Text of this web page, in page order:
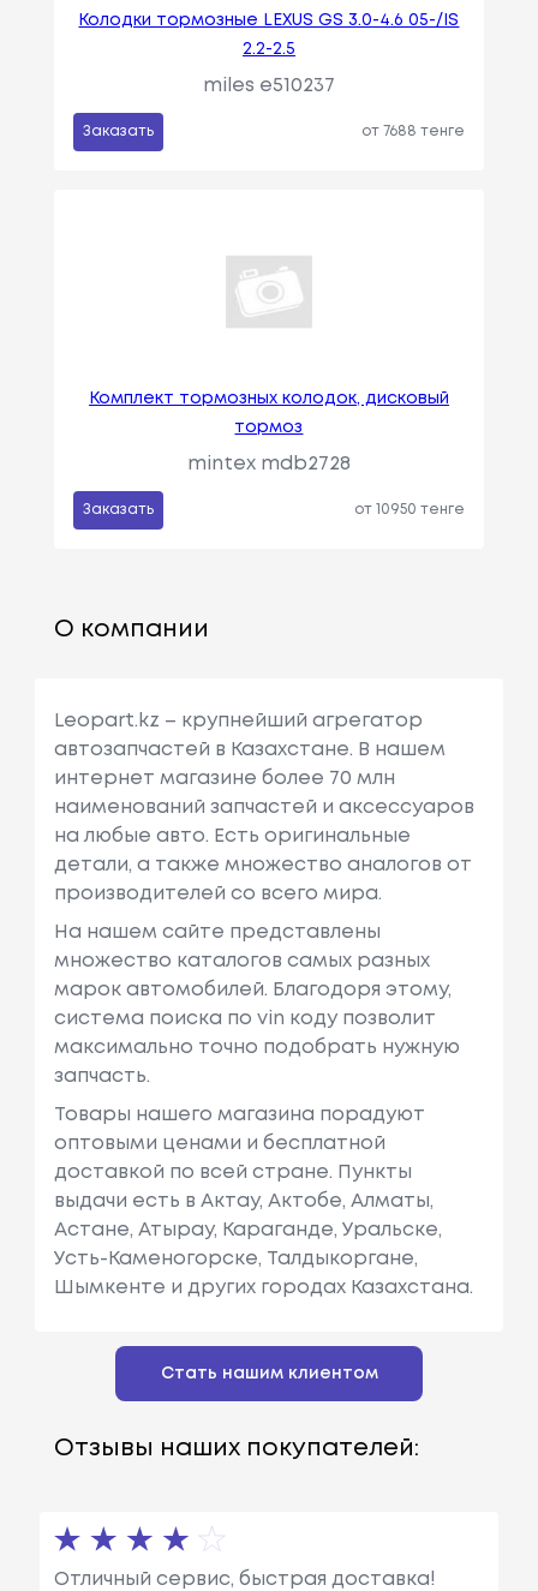
Колодки тормозные LEXUS GS 3.0-4.6 05-/IS
2.2-2.5
miles e510237
Заказать от 7688 тенге
Комплект тормозных колодок, дисковый
тормоз
mintex mdb2728
Заказать от 10950 тенге
О компании
Leopart.kz – крупнейший агрегатор
автозапчастей в Казахстане. В нашем
интернет магазине более 70 млн
наименований запчастей и аксессуаров
на любые авто. Есть оригинальные
детали, а также множество аналогов от
производителей со всего мира.
На нашем сайте представлены
множество каталогов самых разных
марок автомобилей. Благодоря этому,
система поиска по vin коду позволит
максимально точно подобрать нужную
запчасть.
Товары нашего магазина порадуют
оптовыми ценами и бесплатной
доставкой по всей стране. Пункты
выдачи есть в Актау, Актобе, Алматы,
Астане, Атырау, Караганде, Уральске,
Усть-Каменогорске, Талдыкоргане,
Шымкенте и других городах Казахстана.
Стать нашим клиентом
Отзывы наших покупателей:
Отличный сервис, быстрая доставка!